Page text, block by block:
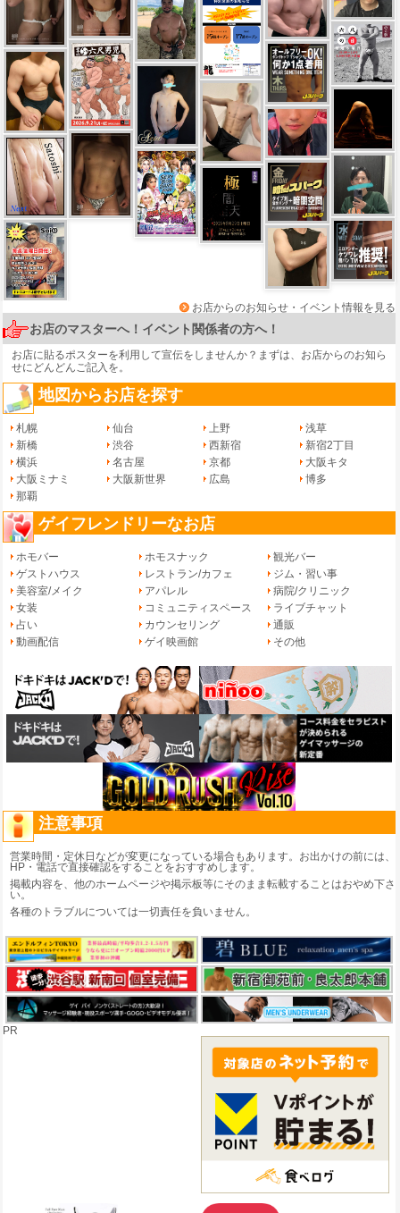
お店からのお知らせ・イベント情報を見る
お店のマスターへ！イベント関係者の方へ！
お店に貼るポスターを利用して宣伝をしませんか？まずは、 お店からのお知ら
せにどんどんご記入を。
地図からお店を探す
札幌 仙台 上野
浅草
新橋
渋谷 西新宿
新宿2丁目
横浜
名古屋 京都
大阪キタ
大阪ミナミ
大阪新世界 広島
博多
那覇
ゲイフレンドリーなお店
ホモバー ホモスナック
観光バー
ゲストハウス
レストラン/カフェ
ジム・習い事
美容室/メイク
アパレル
病院/クリニック
女装
コミュニティスペース
ライブチャット
占い
カウンセリング
通販
動画配信
ゲイ映画館 その他
注意事項
営業時間・定休日などが変更になっている場合もあります。お出かけの前には、
HP・電話で直接確認をすることをおすすめします。
掲載内容を、他のホームページや掲示板等にそのまま転載することはおやめ下さ
い。
各種のトラブルについては一切責任を負いません。
PR